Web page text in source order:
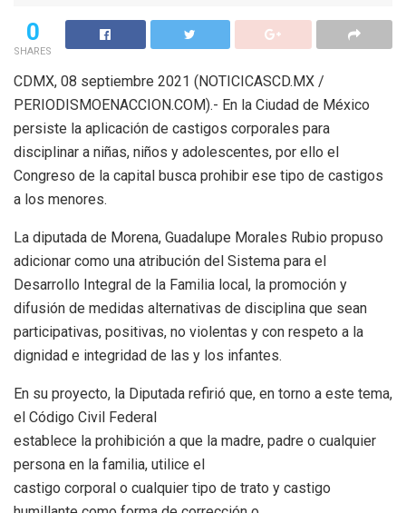
0
SHARES
CDMX, 08 septiembre 2021 (NOTICICASCD.MX /
PERIODISMOENACCION.COM).- En la Ciudad de México
persiste la aplicación de castigos corporales para
disciplinar a niñas, niños y adolescentes, por ello el
Congreso de la capital busca prohibir ese tipo de castigos
a los menores.
La diputada de Morena, Guadalupe Morales Rubio propuso
adicionar como una atribución del Sistema para el
Desarrollo Integral de la Familia local, la promoción y
difusión de medidas alternativas de disciplina que sean
participativas, positivas, no violentas y con respeto a la
dignidad e integridad de las y los infantes.
En su proyecto, la Diputada refirió que, en torno a este tema,
el Código Civil Federal
establece la prohibición a que la madre, padre o cualquier
persona en la familia, utilice el
castigo corporal o cualquier tipo de trato y castigo